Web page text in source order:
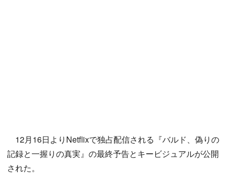
12月16日よりNetflixで独占配信される『バルド、偽りの
記録と一握りの真実』の最終予告とキービジュアルが公開
された。